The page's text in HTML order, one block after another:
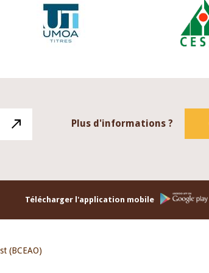
Plus d'informations ?
Télécharger l'application mobile
(BCEAO)